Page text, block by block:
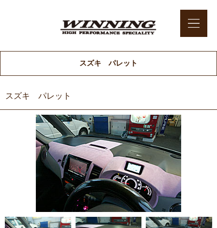
スズキ パレット
スズキ パレット